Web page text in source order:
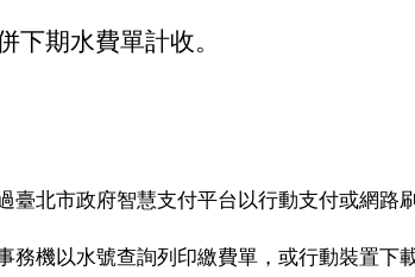
下期水費單計收。
臺北市政府智慧支付平台以行動支付或網路
務機以水號查詢列印繳費單，或行動裝置